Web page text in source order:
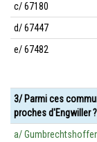
c/ 67180
d/ 67447
e/ 67482
3/ Parmi ces
proches d'Engwiller ?
a/